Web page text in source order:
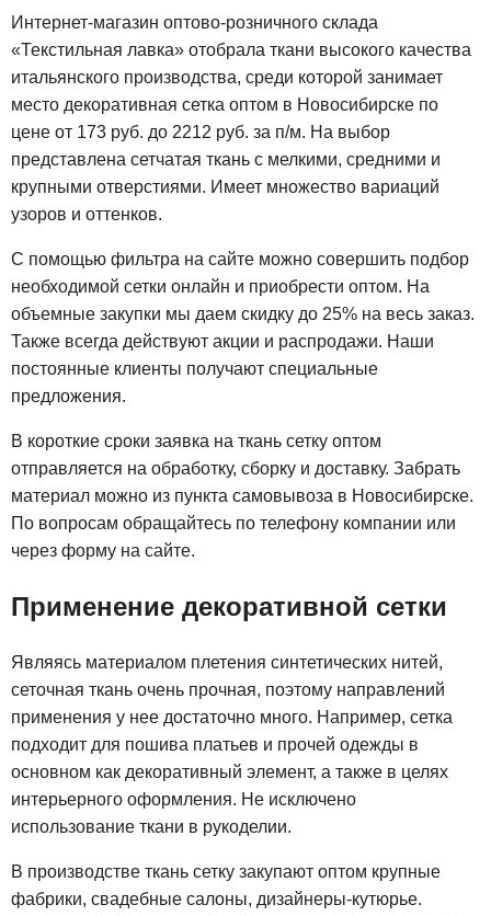
Интернет-магазин оптово-розничного склада
«Текстильная лавка» отобрала ткани высокого качества
итальянского производства, среди которой занимает
место декоративная сетка оптом в Новосибирске по
цене от 173 руб. до 2212 руб. за п/м. На выбор
представлена сетчатая ткань с мелкими, средними и
крупными отверстиями. Имеет множество вариаций
узоров и оттенков.
С помощью фильтра на сайте можно совершить подбор
необходимой сетки онлайн и приобрести оптом. На
объемные закупки мы даем скидку до 25% на весь заказ.
Также всегда действуют акции и распродажи. Наши
постоянные клиенты получают специальные
предложения.
В короткие сроки заявка на ткань сетку оптом
отправляется на обработку, сборку и доставку. Забрать
материал можно из пункта самовывоза в Новосибирске.
По вопросам обращайтесь по телефону компании или
через форму на сайте.
Применение декоративной сетки
Являясь материалом плетения синтетических нитей,
сеточная ткань очень прочная, поэтому направлений
применения у нее достаточно много. Например, сетка
подходит для пошива платьев и прочей одежды в
основном как декоративный элемент, а также в целях
интерьерного оформления. Не исключено
использование ткани в рукоделии.
В производстве ткань сетку закупают оптом крупные
фабрики, свадебные салоны, дизайнеры-кутюрье.